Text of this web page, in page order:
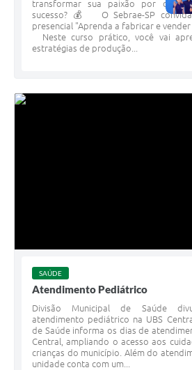
transformar sua paixão por doces
sucesso? 💰 O Sebrae-SP
presencial "Aprenda a fabricar e
Neste curso prático, você vai
estratégias de produção...
SAÚDE
Atendimento Pediátrico
Divisão Municipal de Saúde
atendimento pediátrico na UBS
de Saúde informa os dias de
Central, ampliando o acesso aos
crianças do município. Além do
unidade conta com um...